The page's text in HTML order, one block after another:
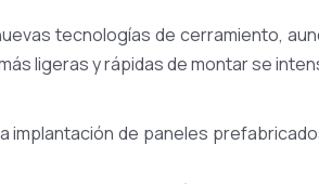
tecnologías de cerramiento,
ligeras y rápidas de montar se
implantación de paneles